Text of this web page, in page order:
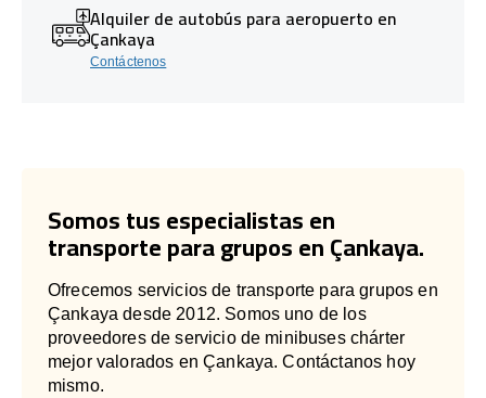
Alquiler de autobús para aeropuerto en
Çankaya
Contáctenos
Somos tus especialistas en
transporte para grupos en Çankaya.
Ofrecemos servicios de transporte para grupos en
Çankaya desde 2012. Somos uno de los
proveedores de servicio de minibuses chárter
mejor valorados en Çankaya. Contáctanos hoy
mismo.